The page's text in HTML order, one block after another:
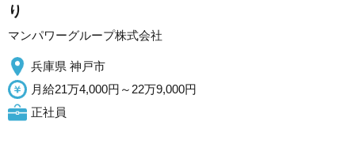
り
マンパワーグループ株式会社
兵庫県 神戸市
月給21万4,000円～22万9,000円
正社員